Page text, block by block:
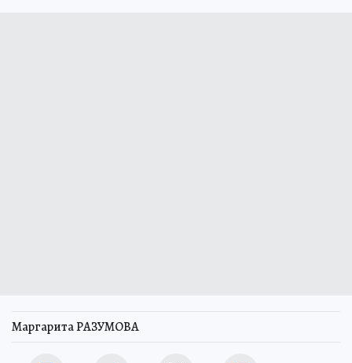
Маргарита РАЗУМОВА